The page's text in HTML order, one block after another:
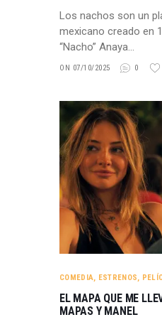
Los nachos son un
mexicano creado en
“Nacho” Anaya…
ON 07/10/2025 0
COMEDIA ESTRENOS
EL MAPA QUE ME
MAPAS Y MANEL